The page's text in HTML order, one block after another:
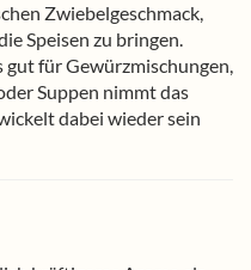
Zwiebelgeschmack,
Speisen zu bringen.
gut für Gewürzmischungen,
Suppen nimmt das
dabei wieder sein